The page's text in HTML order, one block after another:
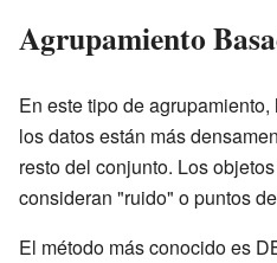
Agrupamiento
En este tipo de
los datos están más
resto del conjunto. Los
consideran "ruido" o puntos
El método más conocido es